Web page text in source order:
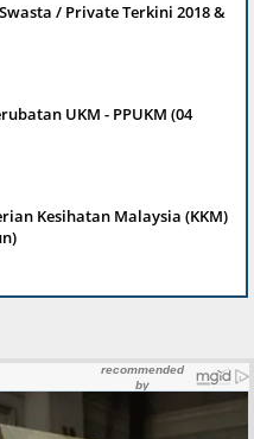
/ Private Terkini 2018 &
UKM - PPUKM (04
Kesihatan Malaysia (KKM)